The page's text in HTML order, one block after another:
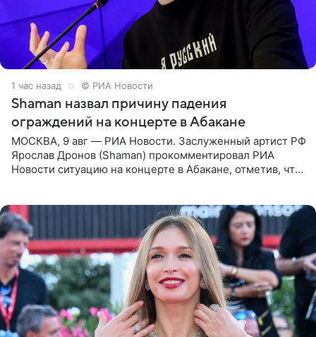
1 час назад © РИА Новости
Shaman назвал причину падения
ограждений на концерте в Абакане
МОСКВА, 9 авг — РИА Новости. Заслуженный артист РФ
Ярослав Дронов (Shaman) прокомментировал РИА
Новости ситуацию на концерте в Абакане, отметив, что